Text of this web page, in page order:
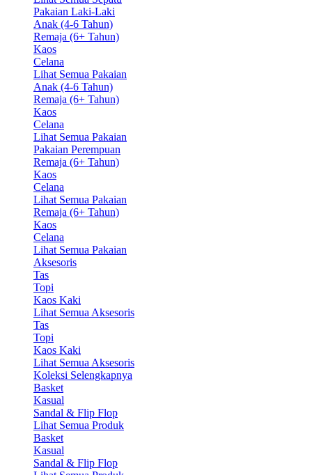
Pakaian Laki-Laki
Anak (4-6 Tahun)
Remaja (6+ Tahun)
Kaos
Celana
Lihat Semua Pakaian
Anak (4-6 Tahun)
Remaja (6+ Tahun)
Kaos
Celana
Lihat Semua Pakaian
Pakaian Perempuan
Remaja (6+ Tahun)
Kaos
Celana
Lihat Semua Pakaian
Remaja (6+ Tahun)
Kaos
Celana
Lihat Semua Pakaian
Aksesoris
Tas
Topi
Kaos Kaki
Lihat Semua Aksesoris
Tas
Topi
Kaos Kaki
Lihat Semua Aksesoris
Koleksi Selengkapnya
Basket
Kasual
Sandal & Flip Flop
Lihat Semua Produk
Basket
Kasual
Sandal & Flip Flop